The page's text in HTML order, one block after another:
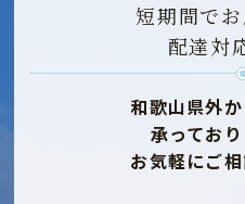
短期間で
配達対
和歌山県外
承っており
お気軽にご